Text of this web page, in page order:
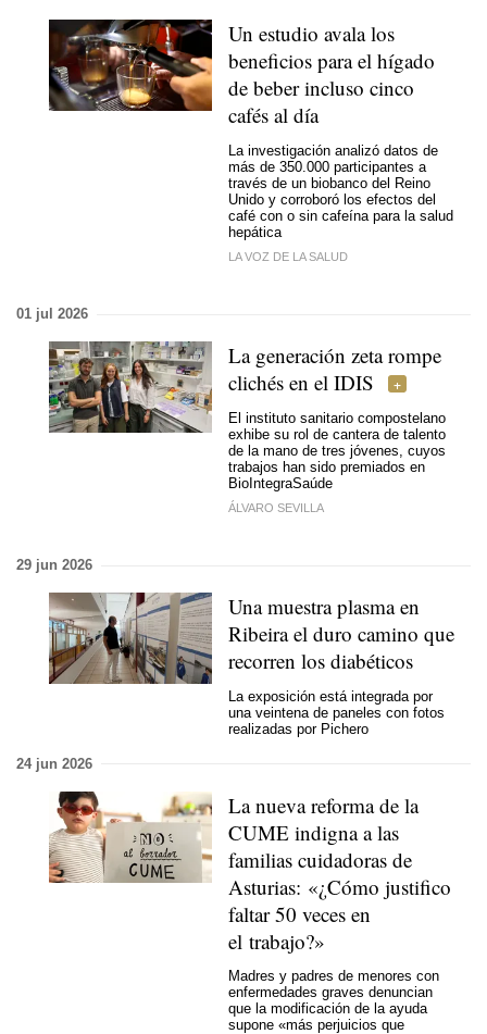
Un estudio avala los
beneficios para el hígado
de beber incluso cinco
cafés al día
La investigación analizó datos de
más de 350.000 participantes a
través de un biobanco del Reino
Unido y corroboró los efectos del
café con o sin cafeína para la salud
hepática
LA VOZ DE LA SALUD
01 jul 2026
La generación zeta rompe
clichés en el IDIS
El instituto sanitario compostelano
exhibe su rol de cantera de talento
de la mano de tres jóvenes, cuyos
trabajos han sido premiados en
BioIntegraSaúde
ÁLVARO SEVILLA
29 jun 2026
Una muestra plasma en
Ribeira el duro camino que
recorren los diabéticos
La exposición está integrada por
una veintena de paneles con fotos
realizadas por Pichero
24 jun 2026
La nueva reforma de la
CUME indigna a las
familias cuidadoras de
Asturias: «¿Cómo justifico
faltar 50 veces en
el trabajo?»
Madres y padres de menores con
enfermedades graves denuncian
que la modificación de la ayuda
supone «más perjuicios que